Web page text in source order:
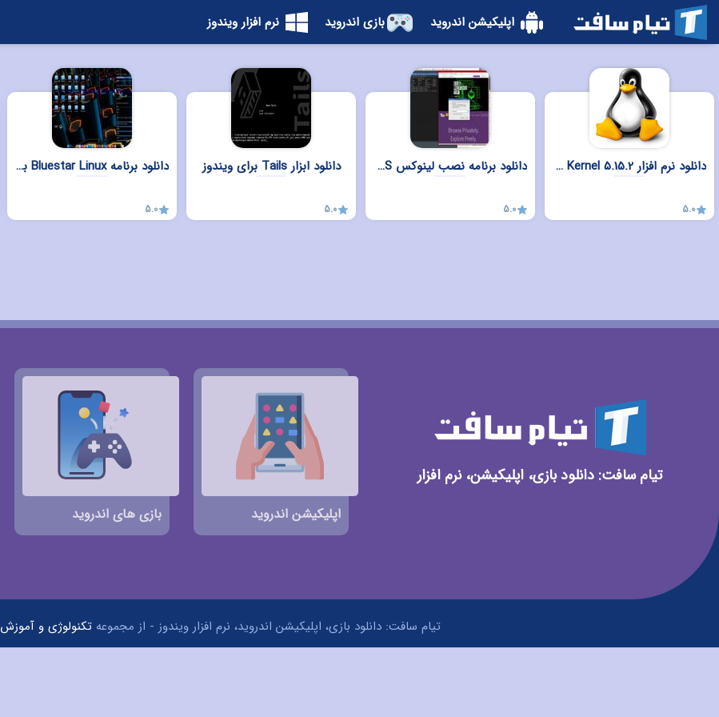
دانلود نرم افزار Linux Kernel 5.15.2 برای ویندوز
5.0
دانلود برنامه نصب لینوکس Qubes OS برای ویندوز
5.0
دانلود ابزار Tails برای ویندوز
5.0
دانلود برنامه Bluestar Linux برای ویندوز
5.0
اپلیکیشن اندروید بازی اندروید نرم افزار ویندوز
تیام سافت: دانلود بازی، اپلیکیشن، نرم افزار
اپلیکیشن اندروید بازی های اندروید
تیام سافت: دانلود بازی، اپلیکیشن اندروید، نرم افزار ویندوز - از مجموعه تکنولوژی و آموزش